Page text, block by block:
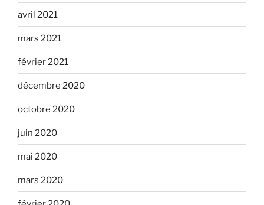
avril 2021
mars 2021
février 2021
décembre 2020
octobre 2020
juin 2020
mai 2020
mars 2020